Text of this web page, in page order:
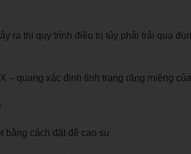
ra thì quy trình điều trị tủy phải trải qua
– quang xác định tình trạng răng miệng
cách đặt đê cao su